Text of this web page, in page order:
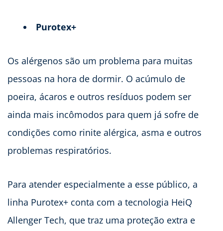
Purotex+
Os alérgenos são um problema para muitas
pessoas na hora de dormir. O acúmulo de
poeira, ácaros e outros resíduos podem ser
ainda mais incômodos para quem já sofre de
condições como rinite alérgica, asma e outros
problemas respiratórios.
Para atender especialmente a esse público, a
linha Purotex+ conta com a tecnologia HeiQ
Allenger Tech, que traz uma proteção extra e